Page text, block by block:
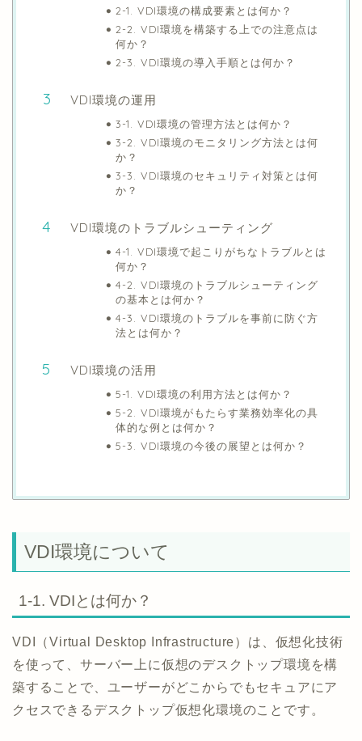
2-1. VDI環境の構成要素とは何か？
2-2. VDI環境を構築する上での注意点は
何か？
2-3. VDI環境の導入手順とは何か？
VDI環境の運用
3-1. VDI環境の管理方法とは何か？
3-2. VDI環境のモニタリング方法とは何
か？
3-3. VDI環境のセキュリティ対策とは何
か？
VDI環境のトラブルシューティング
4-1. VDI環境で起こりがちなトラブルとは
何か？
4-2. VDI環境のトラブルシューティング
の基本とは何か？
4-3. VDI環境のトラブルを事前に防ぐ方
法とは何か？
VDI環境の活用
5-1. VDI環境の利用方法とは何か？
5-2. VDI環境がもたらす業務効率化の具
体的な例とは何か？
5-3. VDI環境の今後の展望とは何か？
VDI環境について
1-1. VDIとは何か？
VDI（Virtual Desktop Infrastructure）は、仮想化技術
を使って、サーバー上に仮想のデスクトップ環境を構
築することで、ユーザーがどこからでもセキュアにア
クセスできるデスクトップ仮想化環境のことです。